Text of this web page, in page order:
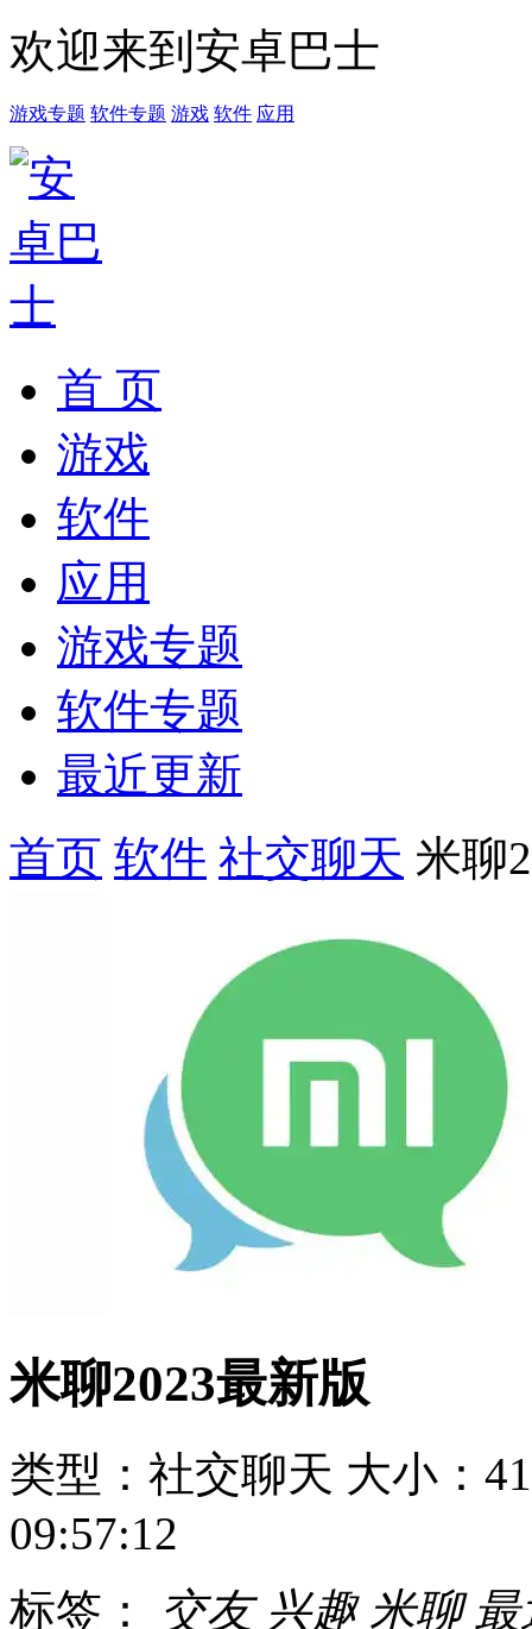
欢迎来到安卓巴士
游戏专题 软件专题 游戏 软件 应用
首 页
游戏
软件
应用
游戏专题
软件专题
最近更新
首页 软件 社交聊天 米聊
米聊2023最新版
类型：社交聊天 大小：
09:57:12
标签： 交友 兴趣 米聊